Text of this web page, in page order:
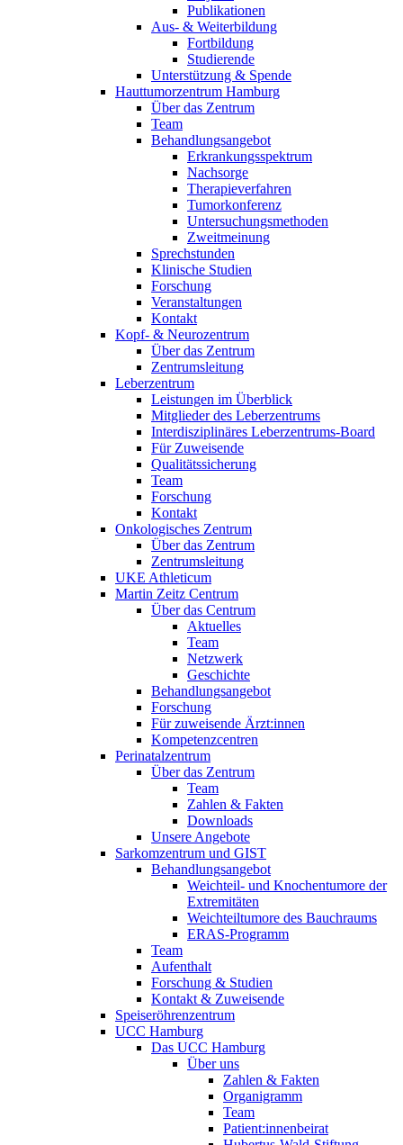
Publikationen
Aus- & Weiterbildung
Fortbildung
Studierende
Unterstützung & Spende
Hauttumorzentrum Hamburg
Über das Zentrum
Team
Behandlungsangebot
Erkrankungsspektrum
Nachsorge
Therapieverfahren
Tumorkonferenz
Untersuchungsmethoden
Zweitmeinung
Sprechstunden
Klinische Studien
Forschung
Veranstaltungen
Kontakt
Kopf- & Neurozentrum
Über das Zentrum
Zentrumsleitung
Leberzentrum
Leistungen im Überblick
Mitglieder des Leberzentrums
Interdisziplinäres Leberzentrums-Board
Für Zuweisende
Qualitätssicherung
Team
Forschung
Kontakt
Onkologisches Zentrum
Über das Zentrum
Zentrumsleitung
UKE Athleticum
Martin Zeitz Centrum
Über das Centrum
Aktuelles
Team
Netzwerk
Geschichte
Behandlungsangebot
Forschung
Für zuweisende Ärzt:innen
Kompetenzcentren
Perinatalzentrum
Über das Zentrum
Team
Zahlen & Fakten
Downloads
Unsere Angebote
Sarkomzentrum und GIST
Behandlungsangebot
Weichteil- und Knochentumore der
Extremitäten
Weichteiltumore des Bauchraums
ERAS-Programm
Team
Aufenthalt
Forschung & Studien
Kontakt & Zuweisende
Speiseröhrenzentrum
UCC Hamburg
Das UCC Hamburg
Über uns
Zahlen & Fakten
Organigramm
Team
Patient:innenbeirat